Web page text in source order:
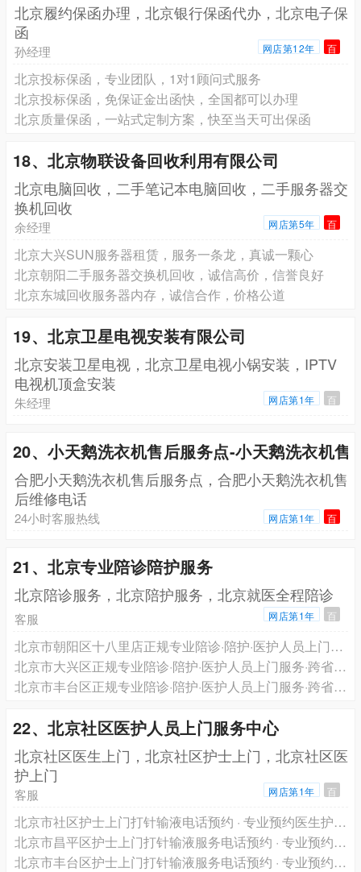
北京履约保函办理，北京银行保函代办，北京电子保
函
孙经理 网店第12年 百
北京投标保函，专业团队，1对1顾问式服务
北京投标保函，免保证金出函快，全国都可以办理
北京质量保函，一站式定制方案，快至当天可出保函
18、北京物联设备回收利用有限公司
北京电脑回收，二手笔记本电脑回收，二手服务器交
换机回收
余经理 网店第5年 百
北京大兴SUN服务器租赁，服务一条龙，真诚一颗心
北京朝阳二手服务器交换机回收，诚信高价，信誉良好
北京东城回收服务器内存，诚信合作，价格公道
19、北京卫星电视安装有限公司
北京安装卫星电视，北京卫星电视小锅安装，IPTV
电视机顶盒安装
朱经理 网店第1年 百
20、小天鹅洗衣机售后服务点-小天鹅洗衣机售
合肥小天鹅洗衣机售后服务点，合肥小天鹅洗衣机售
后维修电话
24小时客服热线 网店第1年 百
21、北京专业陪诊陪护服务
北京陪诊服务，北京陪护服务，北京就医全程陪诊
客服 网店第1年 百
北京市朝阳区十八里店正规专业陪诊·陪护·医护人员上门服务·跨省长途救护车转运一站式服务电话预约
北京市大兴区正规专业陪诊·陪护·医护人员上门服务·跨省长途救护车转运一站式服务电话预约
北京市丰台区正规专业陪诊·陪护·医护人员上门服务·跨省长途救护车转运一站式服务电话预约
22、北京社区医护人员上门服务中心
北京社区医生上门，北京社区护士上门，北京社区医
护上门
客服 网店第1年 百
北京市社区护士上门打针输液电话预约 · 专业预约医生护士上门服务 轩泽健康品牌
北京市昌平区护士上门打针输液服务电话预约 · 专业预约医生护士上门服务 轩泽健康品牌
北京市丰台区护士上门打针输液服务电话预约 · 专业预约医生护士上门服务 轩泽健康品牌